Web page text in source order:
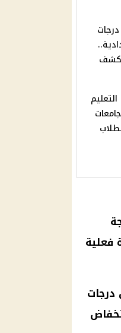
2025.. التعليم
الكبرى إلى 36 درجة
فعلية
انخفاض